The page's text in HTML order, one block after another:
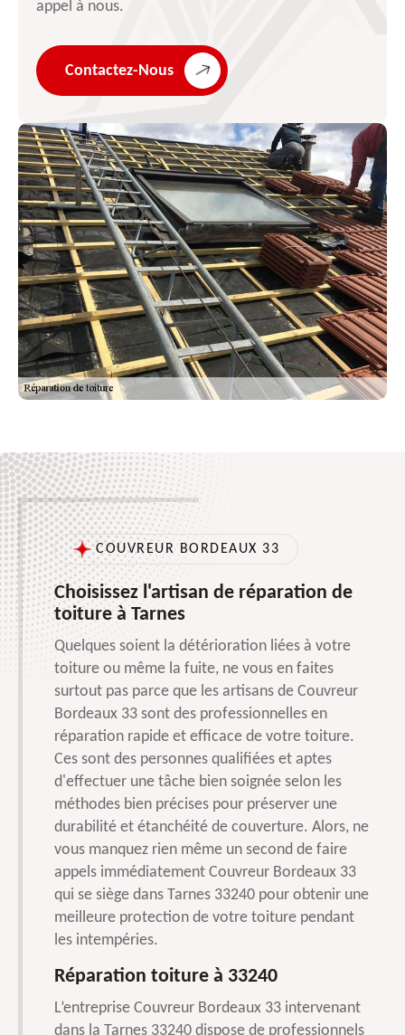
appel à nous.
Contactez-Nous
COUVREUR BORDEAUX 33
Choisissez l'artisan de réparation de
toiture à Tarnes
Quelques soient la détérioration liées à votre
toiture ou même la fuite, ne vous en faites
surtout pas parce que les artisans de Couvreur
Bordeaux 33 sont des professionnelles en
réparation rapide et efficace de votre toiture.
Ces sont des personnes qualifiées et aptes
d'effectuer une tâche bien soignée selon les
méthodes bien précises pour préserver une
durabilité et étanchéité de couverture. Alors, ne
vous manquez rien même un second de faire
appels immédiatement Couvreur Bordeaux 33
qui se siège dans Tarnes 33240 pour obtenir une
meilleure protection de votre toiture pendant
les intempéries.
Réparation toiture à 33240
L’entreprise Couvreur Bordeaux 33 intervenant
dans la Tarnes 33240 dispose de professionnels